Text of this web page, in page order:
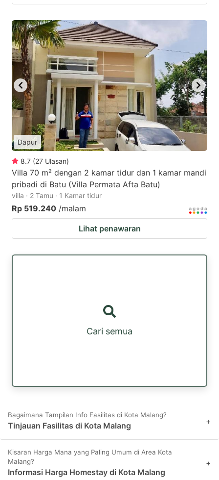
Dapur
8.7 (27 Ulasan)
Villa 70 m² dengan 2 kamar tidur dan 1 kamar mandi
pribadi di Batu (Villa Permata Afta Batu)
villa · 2 Tamu · 1 Kamar tidur
Rp 519.240 /malam
Lihat penawaran
Cari semua
Bagaimana Tampilan Info Fasilitas di Kota Malang?
Tinjauan Fasilitas di Kota Malang +
Kisaran Harga Mana yang Paling Umum di Area Kota
Malang?
Informasi Harga Homestay di Kota Malang
+